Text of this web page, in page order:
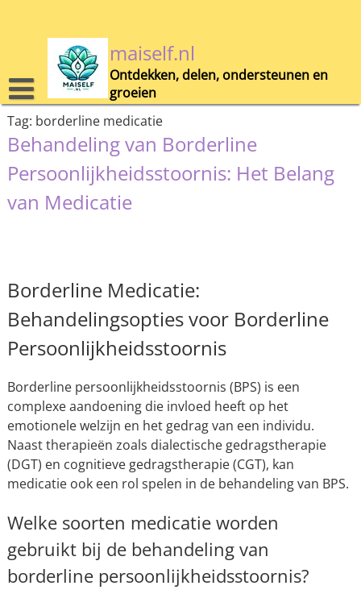
maiself.nl
Ontdekken, delen, ondersteunen en
groeien
Tag: borderline medicatie
Behandeling van Borderline
Persoonlijkheidsstoornis: Het Belang
van Medicatie
Borderline Medicatie:
Behandelingsopties voor Borderline
Persoonlijkheidsstoornis
Borderline persoonlijkheidsstoornis (BPS) is een
complexe aandoening die invloed heeft op het
emotionele welzijn en het gedrag van een individu.
Naast therapieën zoals dialectische gedragstherapie
(DGT) en cognitieve gedragstherapie (CGT), kan
medicatie ook een rol spelen in de behandeling van BPS.
Welke soorten medicatie worden
gebruikt bij de behandeling van
borderline persoonlijkheidsstoornis?